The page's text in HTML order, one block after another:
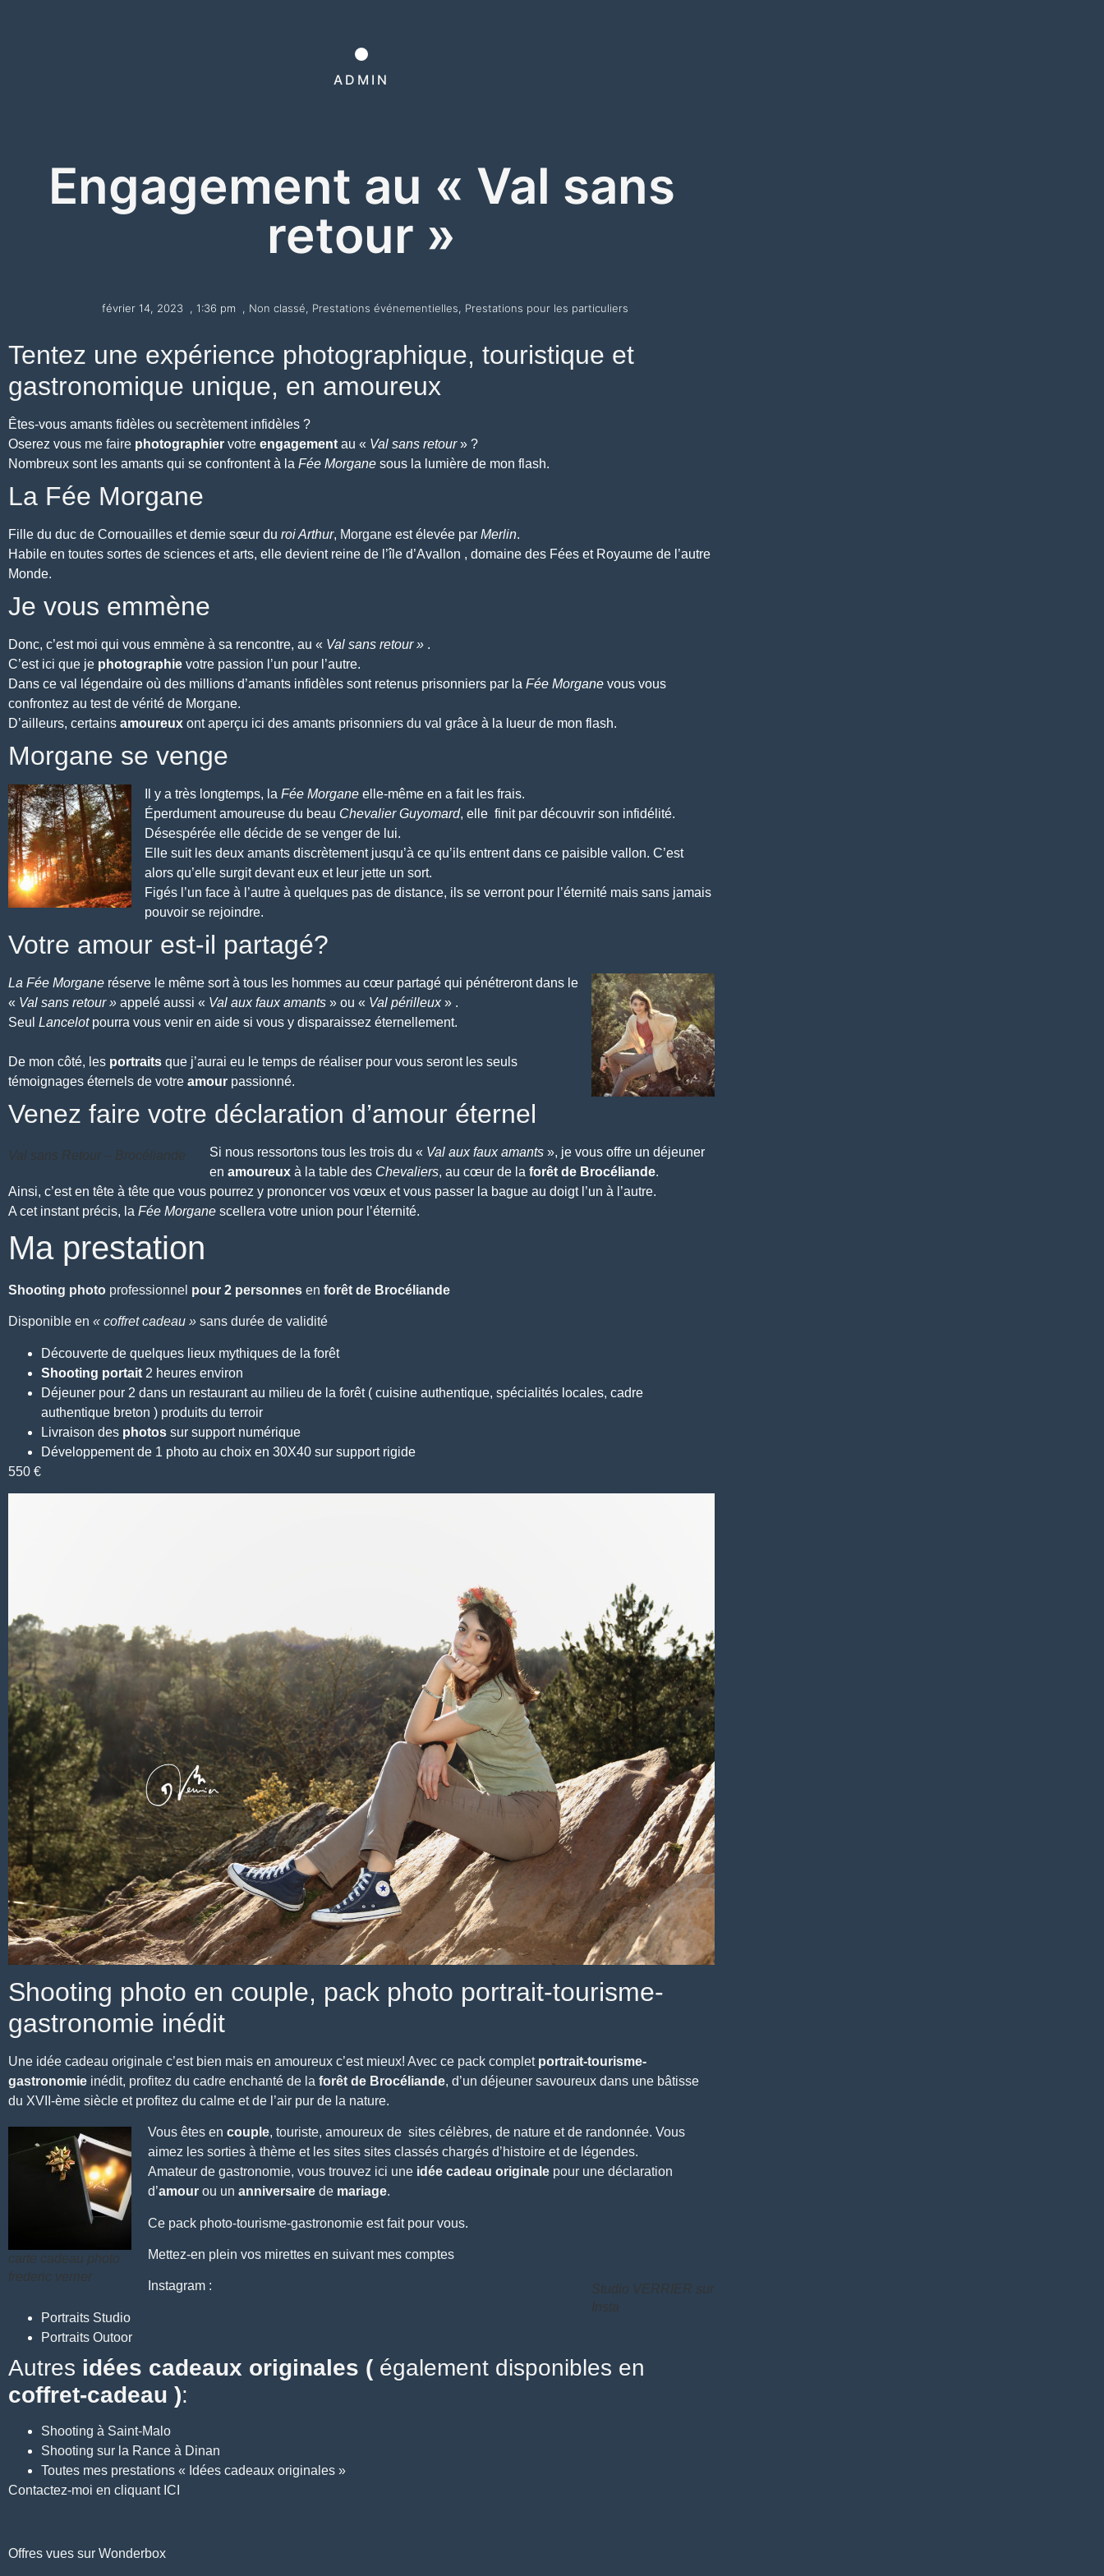
ADMIN
Engagement au « Val sans
retour »
février 14, 2023 , 1:36 pm , Non classé, Prestations événementielles, Prestations pour les particuliers
Tentez une expérience photographique, touristique et
gastronomique unique, en amoureux
Êtes-vous amants fidèles ou secrètement infidèles ?
Oserez vous me faire photographier votre engagement au « Val sans retour» ?
Nombreux sont les amants qui se confrontent à la Fée Morgane sous la lumière de mon flash.
La Fée Morgane
Fille du duc de Cornouailles et demie sœur du roi Arthur, Morgane est élevée par Merlin.
Habile en toutes sortes de sciences et arts, elle devient reine de l’île d’Avallon , domaine des Fées et Royaume de l’autre
Monde.
Je vous emmène
Donc, c’est moi qui vous emmène à sa rencontre, au « Val sans retour » .
C’est ici que je photographie votre passion l’un pour l’autre.
Dans ce val légendaire où des millions d’amants infidèles sont retenus prisonniers par la Fée Morgane vous vous
confrontez au test de vérité de Morgane.
D’ailleurs, certains amoureux ont aperçu ici des amants prisonniers du val grâce à la lueur de mon flash.
Morgane se venge
Il y a très longtemps, la Fée Morgane elle-même en a fait les frais.
Éperdument amoureuse du beau Chevalier Guyomard, elle finit par découvrir son infidélité.
Désespérée elle décide de se venger de lui.
Elle suit les deux amants discrètement jusqu’à ce qu’ils entrent dans ce paisible vallon. C’est
alors qu’elle surgit devant eux et leur jette un sort.
Figés l’un face à l’autre à quelques pas de distance, ils se verront pour l’éternité mais sans jamais
pouvoir se rejoindre.
Votre amour est-il partagé?
La Fée Morgane réserve le même sort à tous les hommes au cœur partagé qui pénétreront dans le
« Val sans retour » appelé aussi « Val aux faux amants » ou « Val périlleux» .
Seul Lancelotpourra vous venir en aide si vous y disparaissez éternellement.
De mon côté, les portraits que j’aurai eu le temps de réaliser pour vous seront les seuls
témoignages éternels de votre amour passionné.
Venez faire votre déclaration d’amour éternel
Val sans Retour – Brocéliande Si nous ressortons tous les trois du « Val aux faux amants », je vous offre un déjeuner
en amoureux à la table des Chevaliers, au cœur de la forêt de Brocéliande.
Ainsi, c’est en tête à tête que vous pourrez y prononcer vos vœux et vous passer la bague au doigt l’un à l’autre.
A cet instant précis, la Fée Morgane scellera votre union pour l’éternité.
Ma prestation
Shooting photo professionnel pour 2 personnes en forêt de Brocéliande
Disponible en « coffret cadeau » sans durée de validité
Découverte de quelques lieux mythiques de la forêt
Shooting portait 2 heures environ
Déjeuner pour 2 dans un restaurant au milieu de la forêt ( cuisine authentique, spécialités locales, cadre
authentique breton ) produits du terroir
Livraison des photos sur support numérique
Développement de 1 photo au choix en 30X40 sur support rigide
550 €
Shooting photo en couple, pack photo portrait-tourisme-
gastronomie inédit
Une idée cadeau originale c’est bien mais en amoureux c’est mieux! Avec ce pack complet portrait-tourisme-
gastronomie inédit, profitez du cadre enchanté de la forêt de Brocéliande, d’un déjeuner savoureux dans une bâtisse
du XVII-ème siècle et profitez du calme et de l’air pur de la nature.
carte cadeau photo
frederic verrier
Vous êtes en couple, touriste, amoureux de sites célèbres, de nature et de randonnée. Vous
aimez les sorties à thème et les sites sites classés chargés d’histoire et de légendes.
Amateur de gastronomie, vous trouvez ici une idée cadeau originale pour une déclaration
d’amour ou un anniversaire de mariage.
Ce pack photo-tourisme-gastronomie est fait pour vous.
Mettez-en plein vos mirettes en suivant mes comptes
Studio VERRIER sur
Insta
Instagram :
Portraits Studio
Portraits Outoor
Autres idées cadeaux originales ( également disponibles en
coffret-cadeau ):
Shooting à Saint-Malo
Shooting sur la Rance à Dinan
Toutes mes prestations « Idées cadeaux originales »
Contactez-moi en cliquant ICI
Offres vues sur Wonderbox